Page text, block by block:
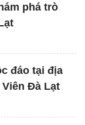
phá trò
đáo tại địa
Đà Lạt